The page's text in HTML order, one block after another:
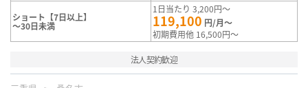
ショート【7日以上】
～30日未満
1日当たり 3,200円～
119,100 円/月～
初期費用他 16,500円～
法人契約歓迎